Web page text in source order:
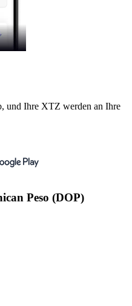
und Ihre XTZ werden an Ihre
Peso (DOP)